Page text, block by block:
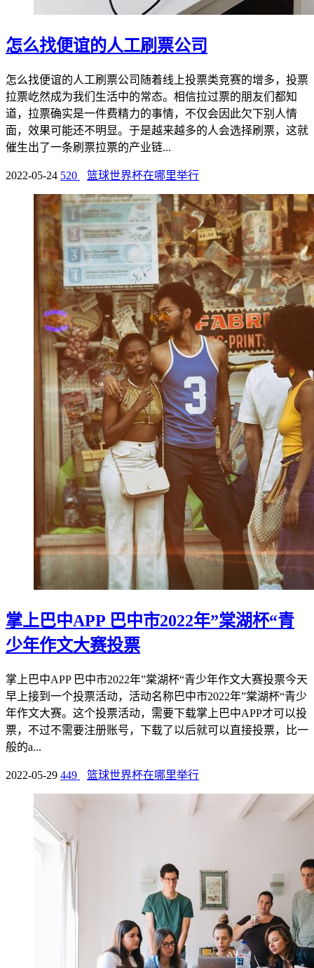
怎么找便谊的人工刷票公司
怎么找便谊的人工刷票公司随着线上投票类竞赛的增多，投票
拉票屹然成为我们生活中的常态。相信拉过票的朋友们都知
道，拉票确实是一件费精力的事情，不仅会因此欠下别人情
面，效果可能还不明显。于是越来越多的人会选择刷票，这就
催生出了一条刷票拉票的产业链...
2022-05-24 520 篮球世界杯在哪里举行
掌上巴中APP 巴中市2022年”棠湖杯“青
少年作文大赛投票
掌上巴中APP 巴中市2022年”棠湖杯“青少年作文大赛投票今天
早上接到一个投票活动，活动名称巴中市2022年”棠湖杯“青少
年作文大赛。这个投票活动，需要下载掌上巴中APP才可以投
票，不过不需要注册账号，下载了以后就可以直接投票，比一
般的a...
2022-05-29 449 篮球世界杯在哪里举行